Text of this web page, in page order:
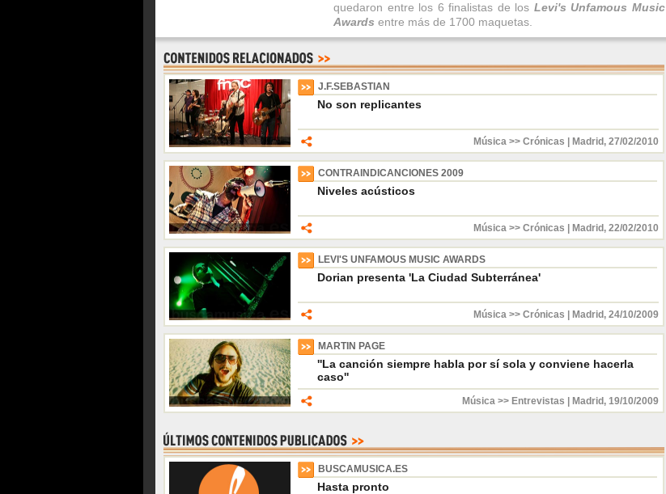
quedaron entre los 6 finalistas de los Levi's Unfamous Music
Awards entre más de 1700 maquetas.
J.F.SEBASTIAN
No son replicantes
Música >> Crónicas Madrid , 27/02/2010
CONTRAINDICANCIONES 2009
Niveles acústicos
Música >> Crónicas Madrid , 22/02/2010
LEVI'S UNFAMOUS MUSIC AWARDS
Dorian presenta 'La Ciudad Subterránea'
Música >> Crónicas Madrid , 24/10/2009
MARTIN PAGE
''La canción siempre habla por sí sola y conviene hacerla
caso''
Música >> Entrevistas Madrid , 19/10/2009
BUSCAMUSICA.ES
Hasta pronto